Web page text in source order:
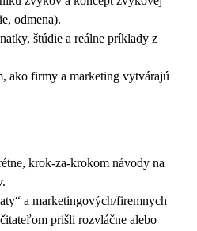
odmena).
štúdie a reálne príklady z
ako firmy a marketing vytvárajú
krok‑za‑krokom návody na
a marketingových/firemnych
prišli rozvláčne alebo